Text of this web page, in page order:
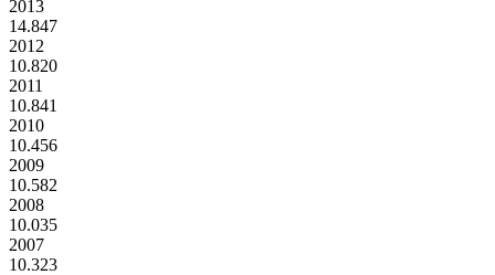
2013
14.847
2012
10.820
2011
10.841
2010
10.456
2009
10.582
2008
10.035
2007
10.323